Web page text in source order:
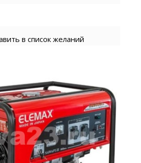
в список желаний